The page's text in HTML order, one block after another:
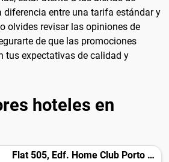
diferencia entre una tarifa estándar y
olvides revisar las opiniones de
de que las promociones
tus expectativas de calidad y
hoteles en
Flat 505, Edf. Home Club Porto Mar